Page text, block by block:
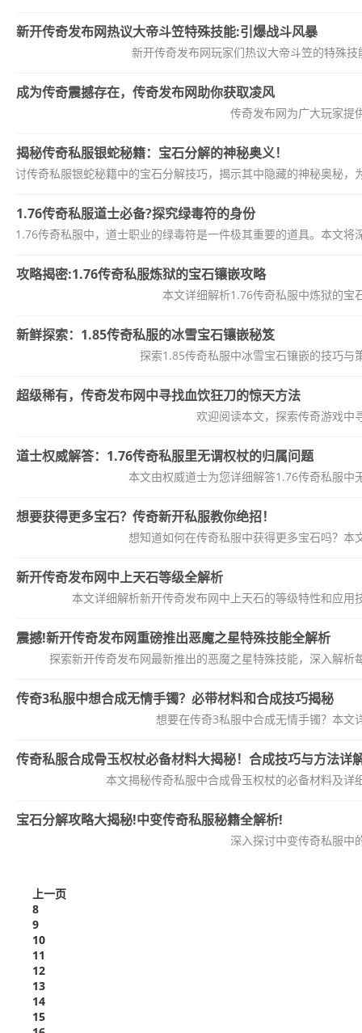
新开传奇发布网热议大帝斗笠特殊技能:引爆战斗风暴
新开传奇发布网玩家们热议大帝斗笠的特殊
成为传奇震撼存在，传奇发布网助你获取凌风
传奇发布网为广大玩家提
揭秘传奇私服银蛇秘籍：宝石分解的神秘奥义！
探讨传奇私服银蛇秘籍中的宝石分解技巧，揭示其中隐藏的神秘奥秘
1.76传奇私服道士必备?探究绿毒符的身份
在1.76传奇私服中，道士职业的绿毒符是一件极其重要的道具。本文
攻略揭密:1.76传奇私服炼狱的宝石镶嵌攻略
本文详细解析1.76传奇私服中炼狱的宝
新鲜探索：1.85传奇私服的冰雪宝石镶嵌秘笈
探索1.85传奇私服中冰雪宝石镶嵌的技巧
超级稀有，传奇发布网中寻找血饮狂刀的惊天方法
欢迎阅读本文，探索传奇游戏中
道士权威解答：1.76传奇私服里无谓权杖的归属问题
本文由权威道士为您详细解答1.76传奇私服
想要获得更多宝石？传奇新开私服教你绝招！
想知道如何在传奇私服中获得更多宝石吗？
新开传奇发布网中上天石等级全解析
本文详细解析新开传奇发布网中上天石的等级特性和应
震撼!新开传奇发布网重磅推出恶魔之星特殊技能全解析
探索新开传奇发布网最新推出的恶魔之星特殊技能，深入解
传奇3私服中想合成无情手镯？必带材料和合成技巧揭秘
想要在传奇3私服中合成无情手镯？本文
传奇私服合成骨玉权杖必备材料大揭秘！合成技巧与方法详
本文揭秘传奇私服中合成骨玉权杖的必备材料及
宝石分解攻略大揭秘!中变传奇私服秘籍全解析!
深入探讨中变传奇私服中
上一页
8
9
10
11
12
13
14
15